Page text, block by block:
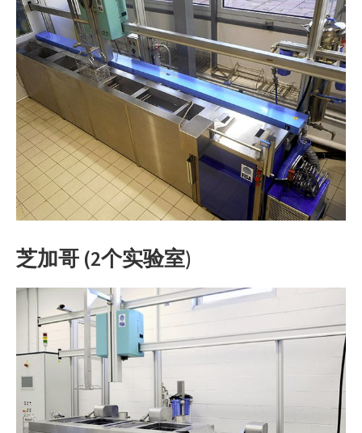
芝加哥 (2个实验室)